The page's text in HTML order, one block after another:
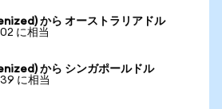
から オーストラリアドル
に相当
から シンガポールドル
に相当